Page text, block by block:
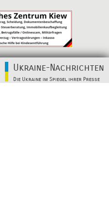
Ukraine-Nachrichten
Die Ukraine im Spiegel ihrer Presse